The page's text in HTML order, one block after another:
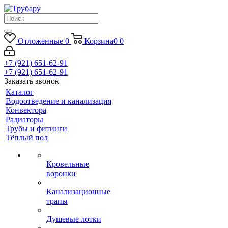
Отложенные 0 Корзина0 0
+7 (921) 651-62-91
+7 (921) 651-62-91
Заказать звонок
Каталог
Водоотведение и канализация
Конвектора
Радиаторы
Трубы и фитинги
Тёплый пол
Кровельные
воронки
Канализационные
трапы
Душевые лотки